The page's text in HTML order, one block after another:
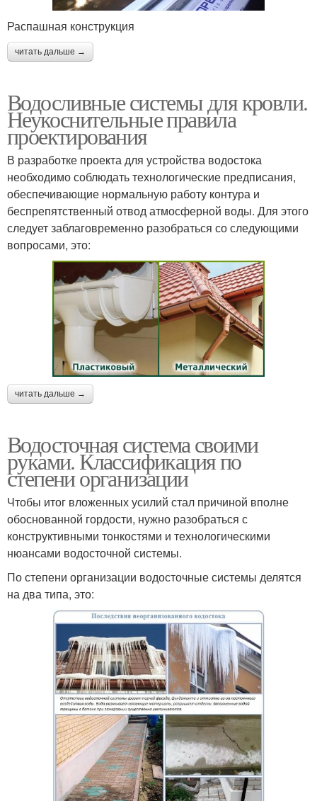
Распашная конструкция
читать дальше →
Водосливные системы для кровли.
Неукоснительные правила
проектирования
В разработке проекта для устройства водостока
необходимо соблюдать технологические предписания,
обеспечивающие нормальную работу контура и
беспрепятственный отвод атмосферной воды. Для этого
следует заблаговременно разобраться со следующими
вопросами, это:
читать дальше →
Водосточная система своими
руками. Классификация по
степени организации
Чтобы итог вложенных усилий стал причиной вполне
обоснованной гордости, нужно разобраться с
конструктивными тонкостями и технологическими
нюансами водосточной системы.
По степени организации водосточные системы делятся
на два типа, это: